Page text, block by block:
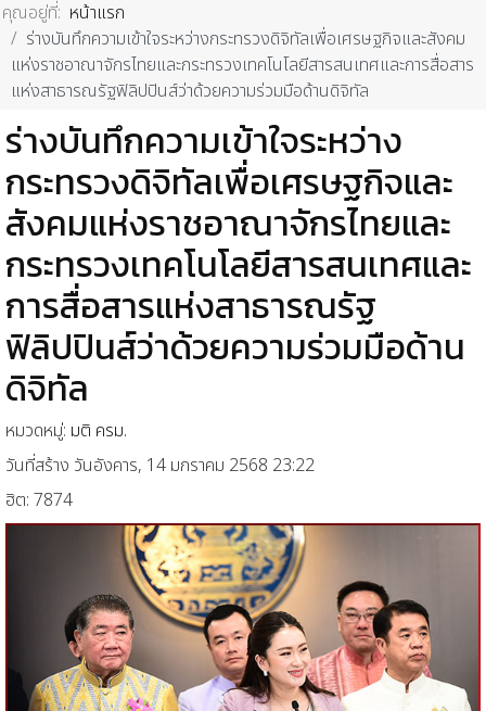
คุณอยู่ที่: หน้าแรก
ร่างบันทึกความเข้าใจระหว่างกระทรวงดิจิทัลเพื่อเศรษฐกิจและสังคม
แห่งราชอาณาจักรไทยและกระทรวงเทคโนโลยีสารสนเทศและการสื่อสาร
แห่งสาธารณรัฐฟิลิปปินส์ว่าด้วยความร่วมมือด้านดิจิทัล
ร่างบันทึกความเข้าใจระหว่าง
กระทรวงดิจิทัลเพื่อเศรษฐกิจและ
สังคมแห่งราชอาณาจักรไทยและ
กระทรวงเทคโนโลยีสารสนเทศและ
การสื่อสารแห่งสาธารณรัฐ
ฟิลิปปินส์ว่าด้วยความร่วมมือด้าน
ดิจิทัล
หมวดหมู่: มติ ครม.
วันที่สร้าง วันอังคาร, 14 มกราคม 2568 23:22
ฮิต: 7874